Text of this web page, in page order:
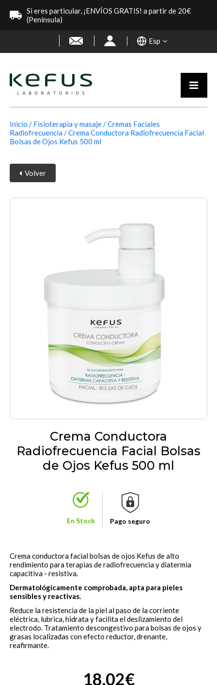
Si eres particular, ¡ENVÍOS GRATIS! a partir de 20€
(Península)
Esp
Inicio Fisioterapia y masaje
Cremas Faciales
Radiofrecuencia
Crema Conductora Radiofrecuencia Facial
Bolsas de Ojos Kefus 500 ml
Volver
Crema Conductora
Radiofrecuencia Facial Bolsas
de Ojos Kefus 500 ml
En Stock Pago seguro
Crema conductora facial bolsas de ojos Kefus de alto
rendimiento para terapias de radiofrecuencia y diatermia
capacitiva - resistiva.
Dermatológicamente comprobada, apta para pieles
sensibles y reactivas.
Reduce la resistencia de la piel al paso de la corriente
eléctrica, lubrica, hidrata y facilita el deslizamiento del
electrodo. Tratamiento descongestivo para bolsas de ojos y
grasas localizadas con efecto reductor, drenante,
reafirmante.
18,02€